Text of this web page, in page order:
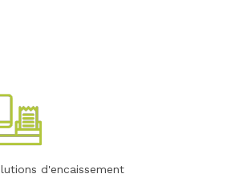
d'encaissement